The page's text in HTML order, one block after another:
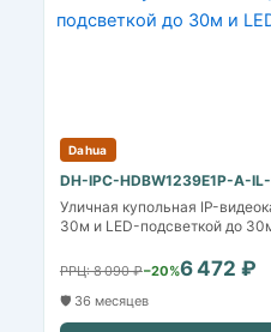
Dahua
DH-IPC-HDBW1239E1P-A-
Уличная купольная IP-
30м и LED-подсветкой до
РРЦ: 8 090 ₽−20%6 472 ₽
🛡️ 36 месяцев